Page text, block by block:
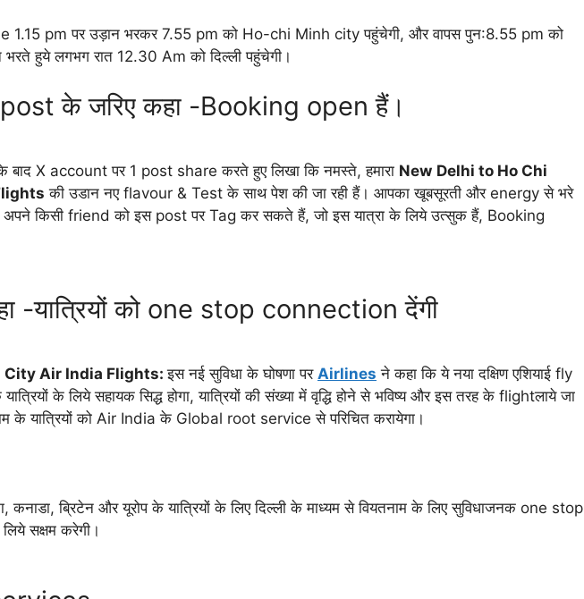
1.15 pm पर उड़ान भरकर 7.55 pm को Ho-chi Minh city पहुंचेगी, और वापस पुन:8.55 pm को
भरते हुये लगभग रात 12.30 Am को दिल्ली पहुंचेगी।
के जरिए कहा -Booking open हैं।
बाद X account पर 1 post share करते हुए लिखा कि नमस्ते, हमारा New Delhi to Ho Chi
की उडान नए flavour & Test के साथ पेश की जा रही हैं। आपका खूबसूरती और energy से भरे
किसी friend को इस post पर Tag कर सकते हैं, जो इस यात्रा के लिये उत्सुक हैं, Booking
-यात्रियों को one stop connection देंगी
City Air India Flights:इस नई सुविधा के घोषणा पर Airlines ने कहा कि ये नया दक्षिण एशियाई fly
के लिये सहायक सिद्ध होगा, यात्रियों की संख्या में वृद्धि होने से भविष्य और इस तरह के flightलाये जा
के यात्रियों को Air India के Global root service से परिचित करायेगा।
ब्रिटेन और यूरोप के यात्रियों के लिए दिल्ली के माध्यम से वियतनाम के लिए सुविधाजनक one stop
सक्षम करेगी।